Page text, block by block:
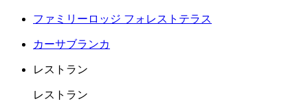
ファミリーロッジ フォレストテラス
カーサブランカ
レストラン
レストラン